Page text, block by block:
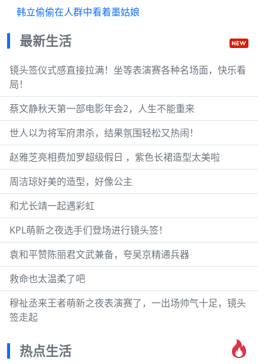
韩立偷偷在人群中看着墨姑娘
最新生活
镜头签仪式感直接拉满！坐等表演赛各种名场面，快乐看
局！
蔡文静秋天第一部电影年会2，人生不能重来
世人以为将军府肃杀，结果氛围轻松又热闹！
赵雅芝亮相费加罗超级假日 ，紫色长裙造型太美啦
周洁琼好美的造型，好像公主
和尤长靖一起遇彩虹
KPL萌新之夜选手们登场进行镜头签！
袁和平赞陈丽君文武兼备，夸吴京精通兵器
救命也太温柔了吧
穆祉丞来王者萌新之夜表演赛了，一出场帅气十足，镜头
签走起
热点生活